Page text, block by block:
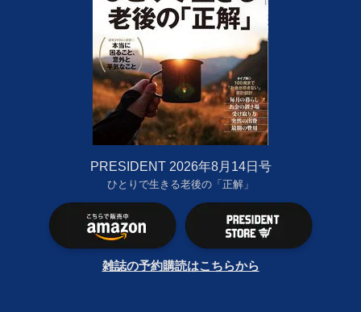
PRESIDENT 2026年8月14日号
ひとりで生きる老後の「正解」
雑誌の予約購読はこちらから